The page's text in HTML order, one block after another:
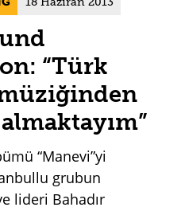
“Türk
“Manevi”yi
grubun
lideri Bahadır